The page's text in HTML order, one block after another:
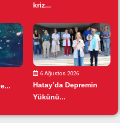
kriz...
6 Ağustos 2026
Hatay’da Depremin
Yükünü...